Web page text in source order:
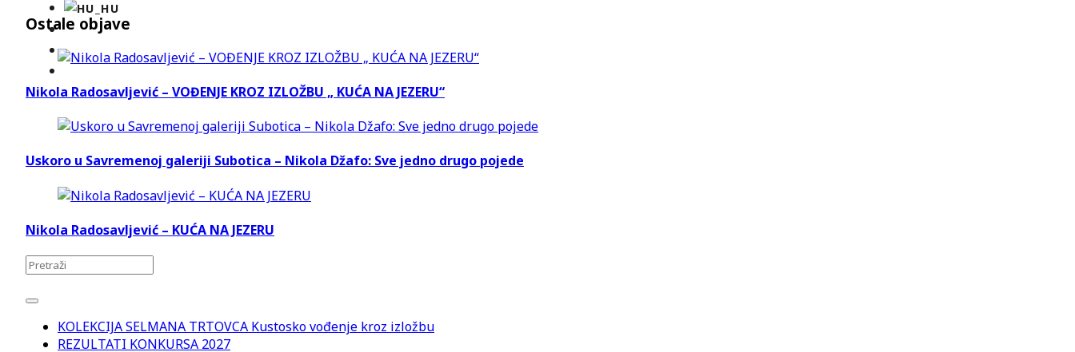
Ostale objave
Nikola Radosavljević – VOĐENJE KROZ IZLOŽBU „ KUĆA NA JEZERU“
Uskoro u Savremenoj galeriji Subotica – Nikola Džafo: Sve jedno drugo pojede
Nikola Radosavljević – KUĆA NA JEZERU
KOLEKCIJA SELMANA TRTOVCA Kustosko vođenje kroz izložbu
REZULTATI KONKURSA 2027